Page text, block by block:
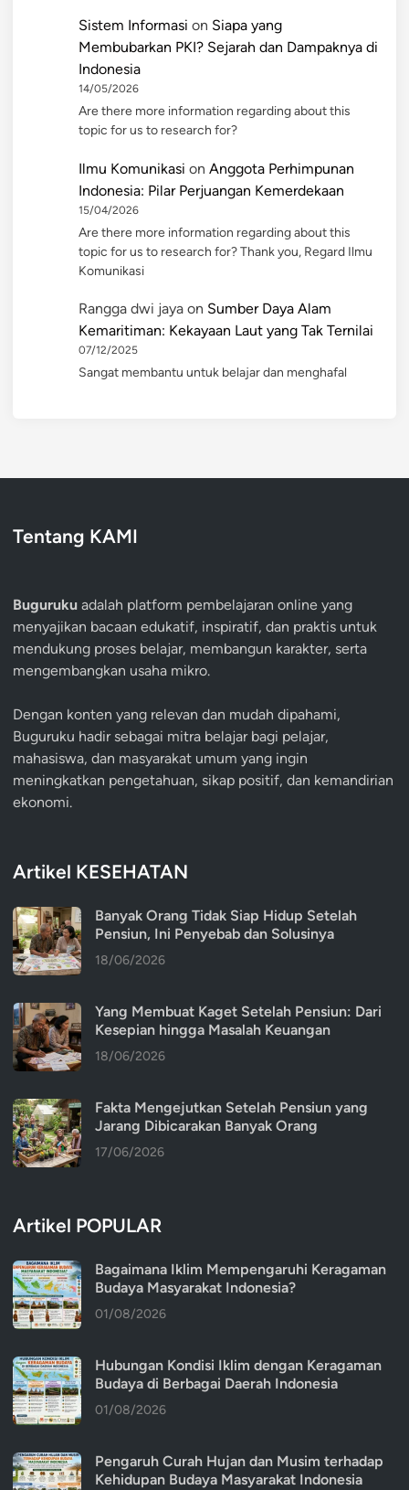
Sistem Informasi on Siapa yang
Membubarkan PKI? Sejarah dan Dampaknya di
Indonesia
14/05/2026
Are there more information regarding about this
topic for us to research for?
Ilmu Komunikasi on Anggota Perhimpunan
Indonesia: Pilar Perjuangan Kemerdekaan
15/04/2026
Are there more information regarding about this
topic for us to research for? Thank you, Regard Ilmu
Komunikasi
Rangga dwi jaya on Sumber Daya Alam
Kemaritiman: Kekayaan Laut yang Tak Ternilai
07/12/2025
Sangat membantu untuk belajar dan menghafal
Tentang KAMI
Buguruku adalah platform pembelajaran online yang
menyajikan bacaan edukatif, inspiratif, dan praktis untuk
mendukung proses belajar, membangun karakter, serta
mengembangkan usaha mikro.
Dengan konten yang relevan dan mudah dipahami,
Buguruku hadir sebagai mitra belajar bagi pelajar,
mahasiswa, dan masyarakat umum yang ingin
meningkatkan pengetahuan, sikap positif, dan kemandirian
ekonomi.
Artikel KESEHATAN
Banyak Orang Tidak Siap Hidup Setelah
Pensiun, Ini Penyebab dan Solusinya
18/06/2026
Yang Membuat Kaget Setelah Pensiun: Dari
Kesepian hingga Masalah Keuangan
18/06/2026
Fakta Mengejutkan Setelah Pensiun yang
Jarang Dibicarakan Banyak Orang
17/06/2026
Artikel POPULAR
Bagaimana Iklim Mempengaruhi Keragaman
Budaya Masyarakat Indonesia?
01/08/2026
Hubungan Kondisi Iklim dengan Keragaman
Budaya di Berbagai Daerah Indonesia
01/08/2026
Pengaruh Curah Hujan dan Musim terhadap
Kehidupan Budaya Masyarakat Indonesia